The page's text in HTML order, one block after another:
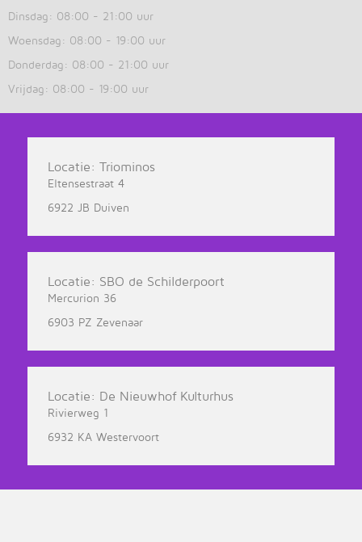
Dinsdag: 08:00 - 21:00 uur
Woensdag: 08:00 - 19:00 uur
Donderdag: 08:00 - 21:00 uur
Vrijdag: 08:00 - 19:00 uur
Locatie: Triominos
Eltensestraat 4
6922 JB Duiven
Locatie: SBO de Schilderpoort
Mercurion 36
6903 PZ Zevenaar
Locatie: De Nieuwhof Kulturhus
Rivierweg 1
6932 KA Westervoort